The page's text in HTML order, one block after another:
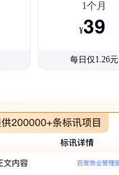
1个月
¥39
每日仅1.26元